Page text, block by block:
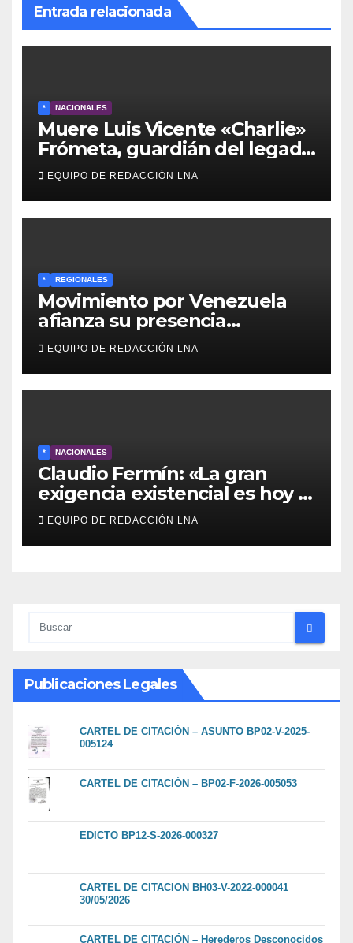
Entrada relacionada
* NACIONALES
Muere Luis Vicente «Charlie»
Frómeta, guardián del legado
musical de la Billo’s Caracas
Boys
EQUIPO DE REDACCIÓN LNA
* REGIONALES
Movimiento por Venezuela
afianza su presencia
comunitaria en La Ponderosa
y otras comunidades de
Anzoátegui
EQUIPO DE REDACCIÓN LNA
* NACIONALES
Claudio Fermín: «La gran
exigencia existencial es hoy la
defensa de la soberanía»
EQUIPO DE REDACCIÓN LNA
Publicaciones Legales
CARTEL DE CITACIÓN – ASUNTO BP02-V-2025-
005124
CARTEL DE CITACIÓN – BP02-F-2026-005053
EDICTO BP12-S-2026-000327
CARTEL DE CITACION BH03-V-2022-000041
30/05/2026
CARTEL DE CITACIÓN – Herederos Desconocidos